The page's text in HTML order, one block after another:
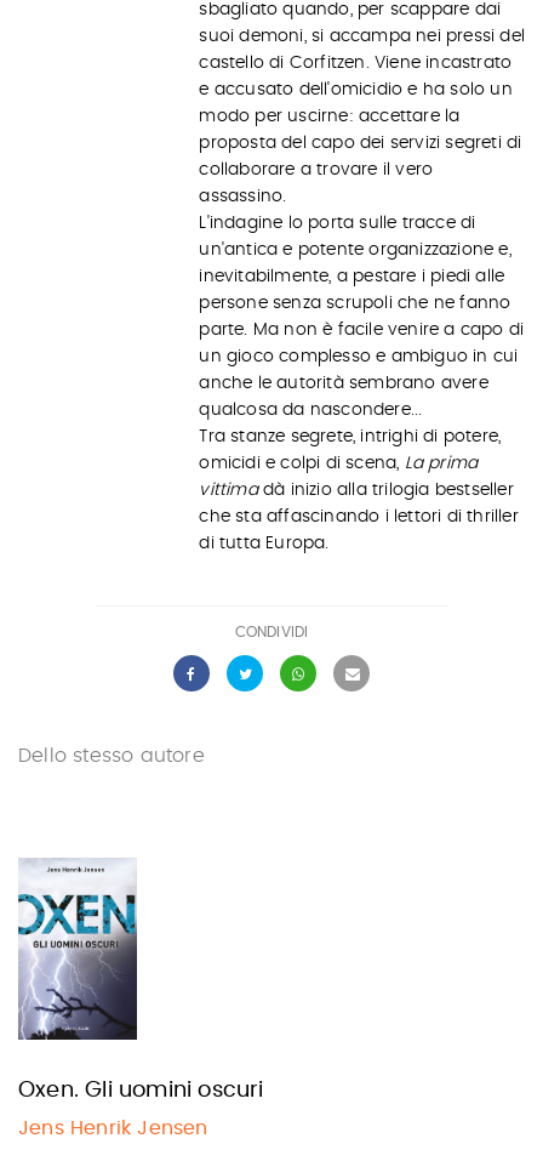
sbagliato quando, per scappare dai
suoi demoni, si accampa nei pressi del
castello di Corfitzen. Viene incastrato
e accusato dell'omicidio e ha solo un
modo per uscirne: accettare la
proposta del capo dei servizi segreti di
collaborare a trovare il vero
assassino.
L'indagine lo porta sulle tracce di
un'antica e potente organizzazione e,
inevitabilmente, a pestare i piedi alle
persone senza scrupoli che ne fanno
parte. Ma non è facile venire a capo di
un gioco complesso e ambiguo in cui
anche le autorità sembrano avere
qualcosa da nascondere...
Tra stanze segrete, intrighi di potere,
omicidi e colpi di scena, La prima
vittimadà inizio alla trilogia bestseller
che sta affascinando i lettori di thriller
di tutta Europa.
CONDIVIDI
Dello stesso autore
Oxen. Gli uomini oscuri
Jens Henrik Jensen